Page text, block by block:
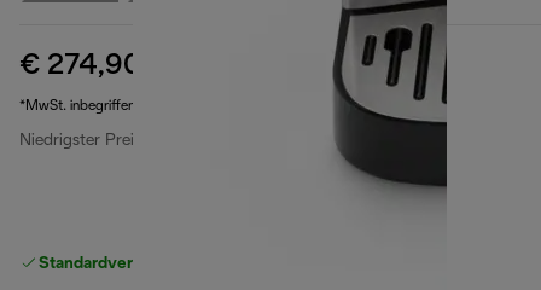
€ 274,90 Originalpreis € 449,90
*MwSt. inbegriffen
Niedrigster Preis seit 30 Tagen
Standardversand kostenlos